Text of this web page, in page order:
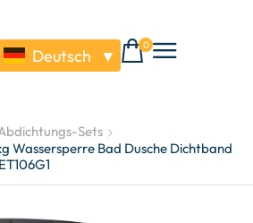
Deutsch ▼
0
Sets
Wassersperre Bad Dusche Dichtband